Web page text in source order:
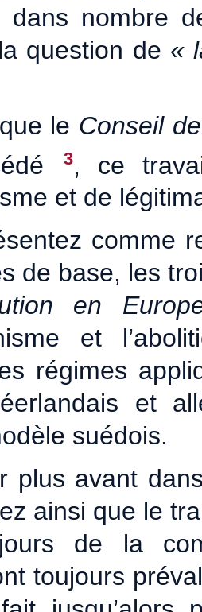
dans nombre
question de «
le Conseil
3, ce
et de
comme
de base, les
en
et
régimes
et
suédois.
plus avant
ainsi que le
de la
toujours